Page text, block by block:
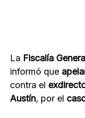
La Fiscalía
informó que
contra el
Austín, por el